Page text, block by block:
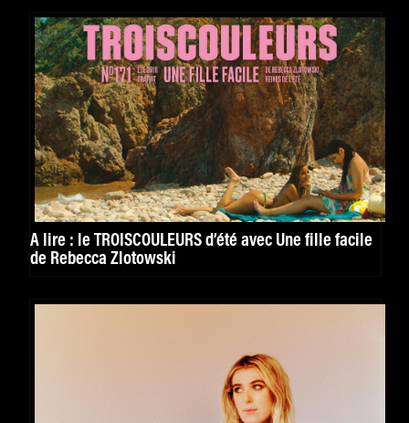
A lire : le TROISCOULEURS d’été avec Une fille facile
de Rebecca Zlotowski